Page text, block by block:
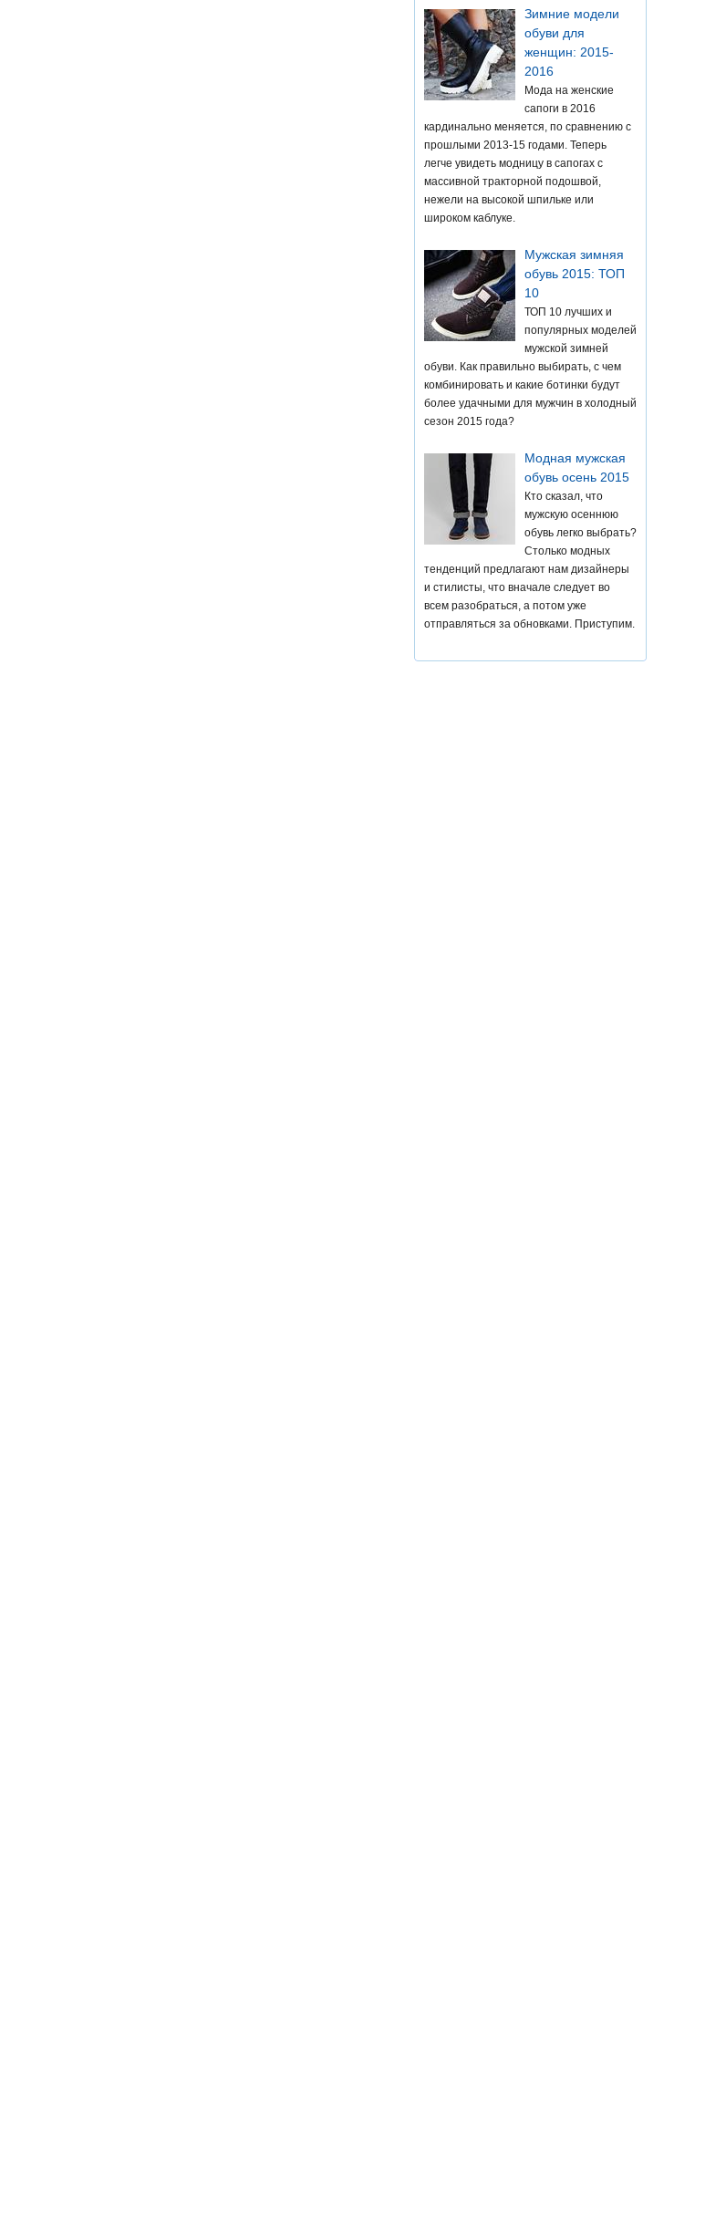
Зимние модели
обуви для
женщин: 2015-
2016
Мода на женские
сапоги в 2016
кардинально меняется, по сравнению с
прошлыми 2013-15 годами. Теперь
легче увидеть модницу в сапогах с
массивной тракторной подошвой,
нежели на высокой шпильке или
широком каблуке.
Мужская зимняя
обувь 2015: ТОП
10
ТОП 10 лучших и
популярных моделей
мужской зимней
обуви. Как правильно выбирать, с чем
комбинировать и какие ботинки будут
более удачными для мужчин в холодный
сезон 2015 года?
Модная мужская
обувь осень 2015
Кто сказал, что
мужскую осеннюю
обувь легко выбрать?
Столько модных
тенденций предлагают нам дизайнеры
и стилисты, что вначале следует во
всем разобраться, а потом уже
отправляться за обновками. Приступим.